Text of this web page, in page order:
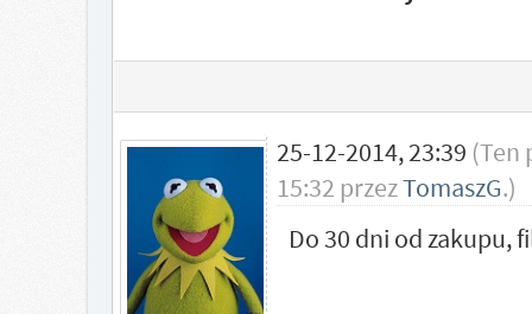
25-12-2014, 23:39 (Ten
15:32 przezTomaszG.)
Do 30 dni od zakupu,